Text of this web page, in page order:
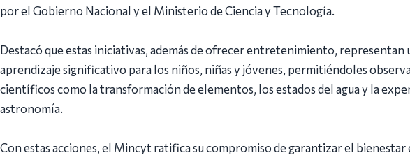
por el Gobierno Nacional y el Ministerio de Ciencia y Tecnología.
Destacó que estas iniciativas, además de ofrecer entretenimiento, representan
aprendizaje significativo para los niños, niñas y jóvenes, permitiéndoles
científicos como la transformación de elementos, los estados del agua y la
astronomía.
Con estas acciones, el Mincyt ratifica su compromiso de garantizar el